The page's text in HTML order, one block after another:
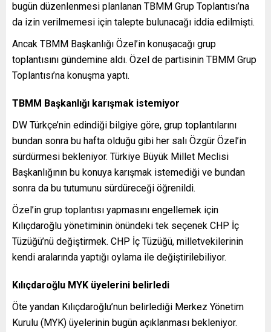
bugün düzenlenmesi planlanan TBMM Grup Toplantısı’na
da izin verilmemesi için talepte bulunacağı iddia edilmişti.
Ancak TBMM Başkanlığı Özel’in konuşacağı grup
toplantısını gündemine aldı. Özel de partisinin TBMM Grup
Toplantısı’na konuşma yaptı.
TBMM Başkanlığı karışmak istemiyor
DW Türkçe’nin edindiği bilgiye göre, grup toplantılarını
bundan sonra bu hafta olduğu gibi her salı Özgür Özel’in
sürdürmesi bekleniyor. Türkiye Büyük Millet Meclisi
Başkanlığının bu konuya karışmak istemediği ve bundan
sonra da bu tutumunu sürdüreceği öğrenildi.
Özel’in grup toplantısı yapmasını engellemek için
Kılıçdaroğlu yönetiminin önündeki tek seçenek CHP İç
Tüzüğü’nü değiştirmek. CHP İç Tüzüğü, milletvekilerinin
kendi aralarında yaptığı oylama ile değiştirilebiliyor.
Kılıçdaroğlu MYK üyelerini belirledi
Öte yandan Kılıçdaroğlu’nun belirlediği Merkez Yönetim
Kurulu (MYK) üyelerinin bugün açıklanması bekleniyor.